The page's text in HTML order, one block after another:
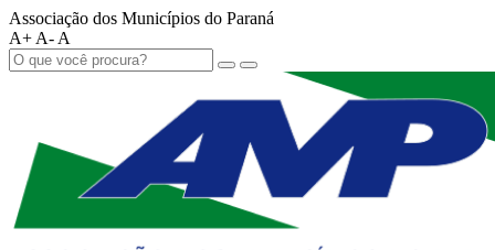
Associação dos Municípios do Paraná
A+ A- A